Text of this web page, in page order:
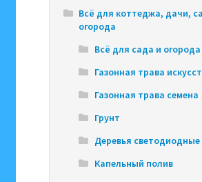
Всё для коттеджа, дачи,
огорода
Всё для сада и огорода
Газонная трава
Газонная трава семена
Грунт
Деревья светодиодные
Капельный полив